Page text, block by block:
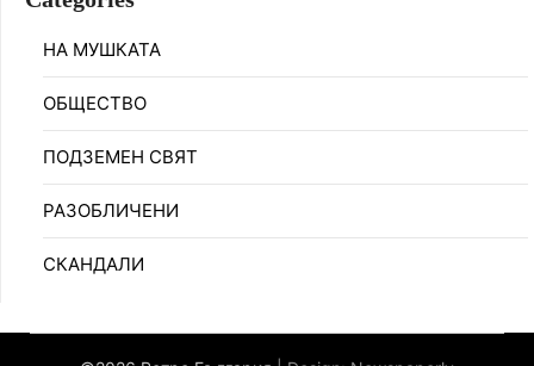
НА МУШКАТА
ОБЩЕСТВО
ПОДЗЕМЕН СВЯТ
РАЗОБЛИЧЕНИ
СКАНДАЛИ